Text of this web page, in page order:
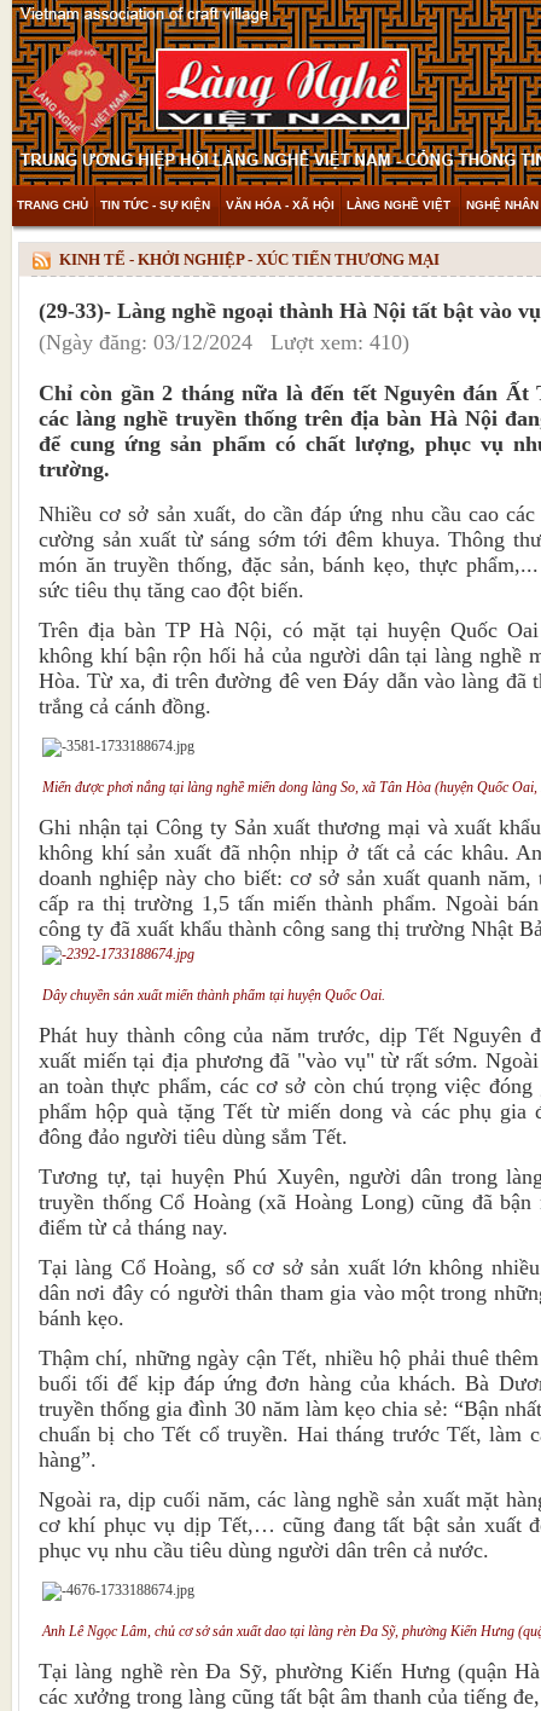
TRANG CHỦ TIN TỨC - SỰ KIỆN VĂN HÓA - XÃ HỘI LÀNG NGHỀ VIỆT NGHỆ
THAM KHẢO & KHÁM PHÁ VIDEO
KINH TẾ - KHỞI NGHIỆP - XÚC TIẾN THƯƠNG MẠI
(29-33)- Làng nghề ngoại thành Hà Nội tất bật vào
(Ngày đăng: 03/12/2024 Lượt xem: 410)
Chỉ còn gần 2 tháng nữa là đến tết Nguyên đán Ất
các làng nghề truyền thống trên địa bàn Hà Nội
để cung ứng sản phẩm có chất lượng, phục vụ
trường.
Nhiều cơ sở sản xuất, do cần đáp ứng nhu cầu cao
cường sản xuất từ sáng sớm tới đêm khuya. Thông
món ăn truyền thống, đặc sản, bánh kẹo, thực
sức tiêu thụ tăng cao đột biến.
Trên địa bàn TP Hà Nội, có mặt tại huyện Quốc
không khí bận rộn hối hả của người dân tại làng nghề
Hòa. Từ xa, đi trên đường đê ven Đáy dẫn vào làng đã
trắng cả cánh đồng.
Miến được phơi nắng tại làng nghề miến dong làng So, xã Tân Hòa (huyện Quốc
Ghi nhận tại Công ty Sản xuất thương mại và xuất
không khí sản xuất đã nhộn nhịp ở tất cả các khâu.
doanh nghiệp này cho biết: cơ sở sản xuất quanh
cấp ra thị trường 1,5 tấn miến thành phẩm. Ngoài
công ty đã xuất khẩu thành công sang thị trường Nhật
Dây chuyền sản xuất miến thành phẩm tại huyện Quốc Oai.
Phát huy thành công của năm trước, dịp Tết Nguyên
xuất miến tại địa phương đã "vào vụ" từ rất sớm.
an toàn thực phẩm, các cơ sở còn chú trọng việc
phẩm hộp quà tặng Tết từ miến dong và các phụ gia
đông đảo người tiêu dùng sắm Tết.
Tương tự, tại huyện Phú Xuyên, người dân trong
truyền thống Cổ Hoàng (xã Hoàng Long) cũng đã
điểm từ cả tháng nay.
Tại làng Cổ Hoàng, số cơ sở sản xuất lớn không
dân nơi đây có người thân tham gia vào một trong
bánh kẹo.
Thậm chí, những ngày cận Tết, nhiều hộ phải thuê
buổi tối để kịp đáp ứng đơn hàng của khách. Bà
truyền thống gia đình 30 năm làm kẹo chia sẻ: “Bận
chuẩn bị cho Tết cổ truyền. Hai tháng trước Tết, làm
hàng”.
Ngoài ra, dịp cuối năm, các làng nghề sản xuất mặt
cơ khí phục vụ dịp Tết,… cũng đang tất bật sản xuất
phục vụ nhu cầu tiêu dùng người dân trên cả nước.
Anh Lê Ngọc Lâm, chủ cơ sở sản xuất dao tại làng rèn Đa Sỹ, phường Kiến Hưng
Tại làng nghề rèn Đa Sỹ, phường Kiến Hưng (quận
các xưởng trong làng cũng tất bật âm thanh của tiếng